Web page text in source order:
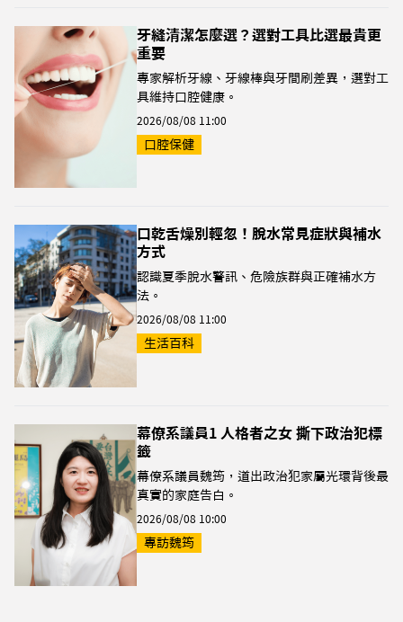
牙縫清潔怎麼選？選對工具比選最貴更
重要
專家解析牙線、牙線棒與牙間刷差異，選對工
具維持口腔健康。
2026/08/08 11:00
口腔保健
口乾舌燥別輕忽！脫水常見症狀與補水
方式
認識夏季脫水警訊、危險族群與正確補水方
法。
2026/08/08 11:00
生活百科
幕僚系議員1 人格者之女 撕下政治犯標
籤
幕僚系議員魏筠，道出政治犯家屬光環背後最
真實的家庭告白。
2026/08/08 10:00
專訪魏筠